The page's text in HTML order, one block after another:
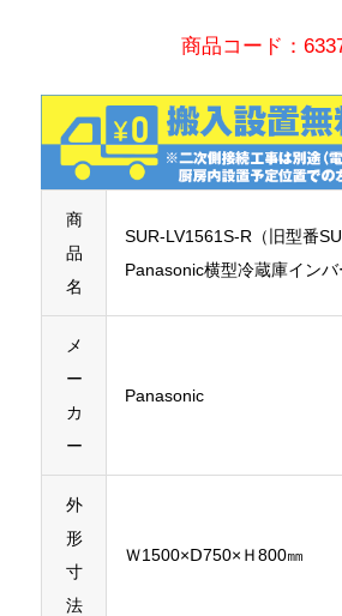
商品コード：
商
品
名
SUR-LV1561S-R（旧型番
Panasonic横型冷蔵庫インバ
メ
ー
カ
ー
Panasonic
外
形
寸
法
Ｗ1500×Ⅾ750×Ｈ800㎜